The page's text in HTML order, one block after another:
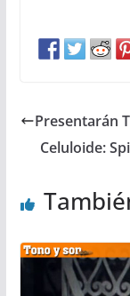
Presentarán
Celuloide: